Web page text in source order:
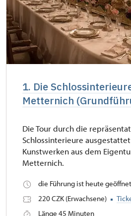
1. Die
Metternich
Die Tour durch die
Schlossinterieure
Kunstwerken aus dem
Metternich.
die Führung ist heute
220 CZK (Erwachsene)
Länge 45 Minuten